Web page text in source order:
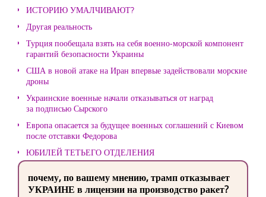
ИСТОРИЮ УМАЛЧИВАЮТ?
Другая реальность
Турция пообещала взять на себя военно-морской компонент
гарантий безопасности Украины
США в новой атаке на Иран впервые задействовали морские
дроны
Украинские военные начали отказываться от наград
за подписью Сырского
Европа опасается за будущее военных соглашений с Киевом
после отставки Федорова
ЮБИЛЕЙ ТЕТЬЕГО ОТДЕЛЕНИЯ
почему, по вашему мнению, трамп отказывает
УКРАИНЕ в лицензии на производство ракет?